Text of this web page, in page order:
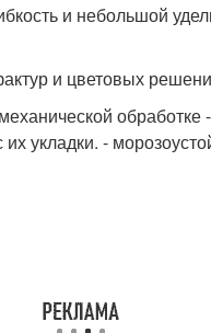
и небольшой
и цветовых
обработке
укладки. -